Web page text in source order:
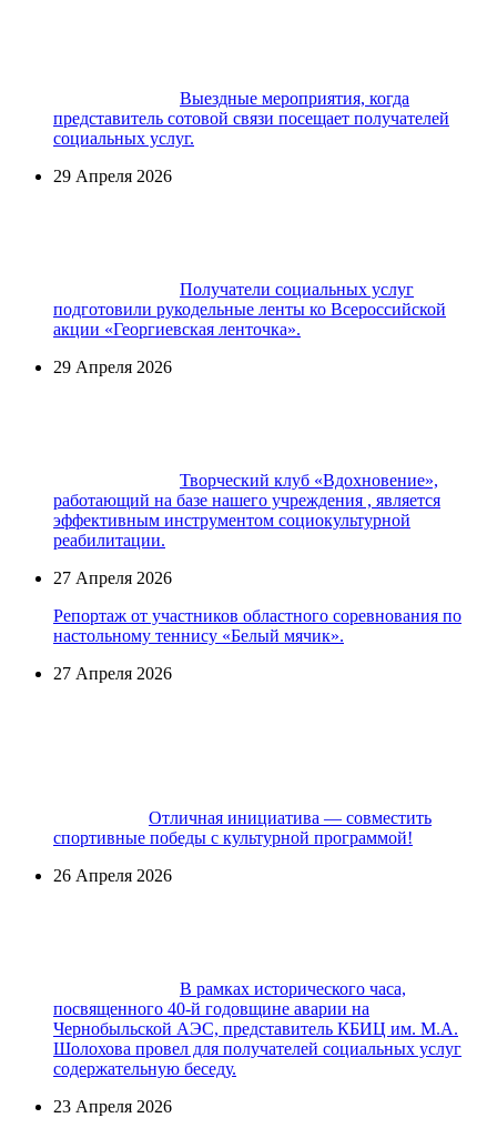
Выездные мероприятия, когда
представитель сотовой связи посещает получателей
социальных услуг.
29 Апреля 2026
Получатели социальных услуг
подготовили рукодельные ленты ко Всероссийской
акции «Георгиевская ленточка».
29 Апреля 2026
Творческий клуб «Вдохновение»,
работающий на базе нашего учреждения , является
эффективным инструментом социокультурной
реабилитации.
27 Апреля 2026
Репортаж от участников областного соревнования по
настольному теннису «Белый мячик».
27 Апреля 2026
Отличная инициатива — совместить
спортивные победы с культурной программой!
26 Апреля 2026
В рамках исторического часа,
посвященного 40-й годовщине аварии на
Чернобыльской АЭС, представитель КБИЦ им. М.А.
Шолохова провел для получателей социальных услуг
содержательную беседу.
23 Апреля 2026